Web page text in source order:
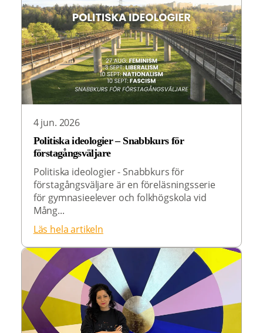
4 jun. 2026
Politiska ideologier – Snabbkurs för
förstagångsväljare
Politiska ideologier - Snabbkurs för
förstagångsväljare är en föreläsningsserie
för gymnasieelever och folkhögskola vid
Mång...
Läs hela artikeln